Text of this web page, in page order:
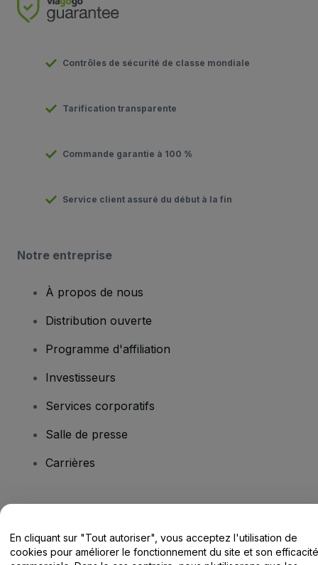
Contrôles de sécurité de classe mondiale
Tarification transparente
Commande garantie à 100 %
Service client assuré du début à la fin
Notre entreprise
À propos de nous
Distribution ouverte
Programme d'affiliation
Investisseurs
Services corporatifs
Salle de presse
Carrières
Centre d'assistance / Nous contacter
En cliquant sur "Tout autoriser", vous acceptez l'utilisation de
cookies pour améliorer le fonctionnement du site et son efficacité